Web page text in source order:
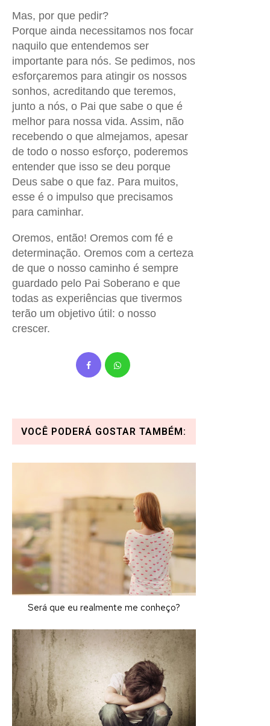
Mas, por que pedir?
Porque ainda necessitamos nos focar
naquilo que entendemos ser
importante para nós. Se pedimos, nos
esforçaremos para atingir os nossos
sonhos, acreditando que teremos,
junto a nós, o Pai que sabe o que é
melhor para nossa vida. Assim, não
recebendo o que almejamos, apesar
de todo o nosso esforço, poderemos
entender que isso se deu porque
Deus sabe o que faz. Para muitos,
esse é o impulso que precisamos
para caminhar.
Oremos, então! Oremos com fé e
determinação. Oremos com a certeza
de que o nosso caminho é sempre
guardado pelo Pai Soberano e que
todas as experiências que tivermos
terão um objetivo útil: o nosso
crescer.
VOCÊ PODERÁ GOSTAR TAMBÉM:
Será que eu realmente me conheço?